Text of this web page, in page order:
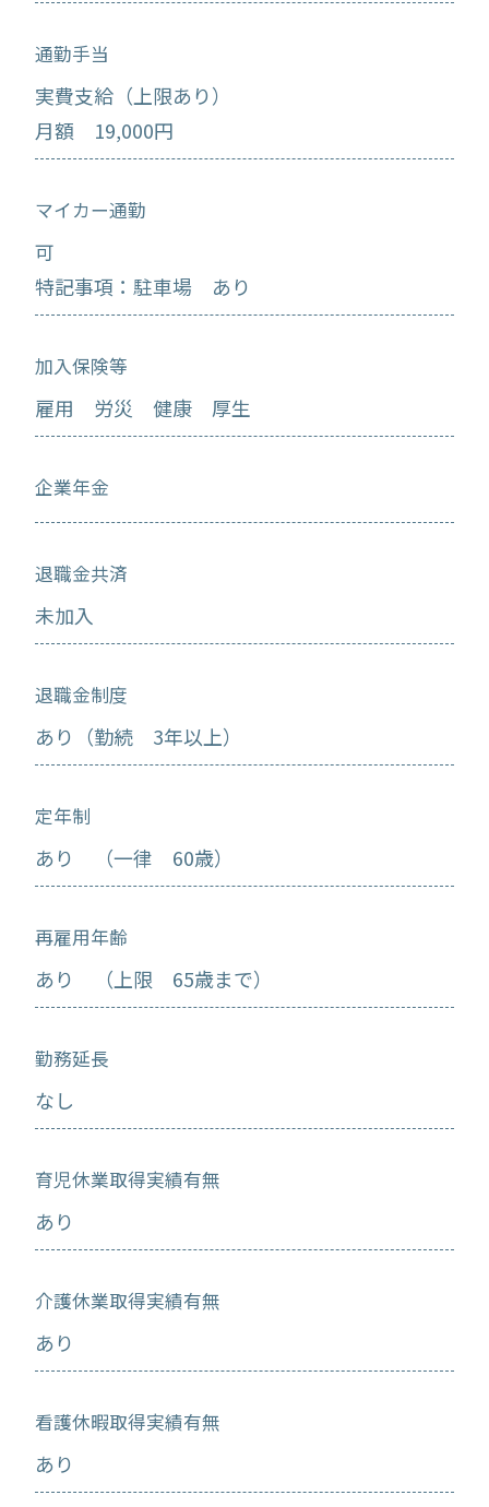
通勤手当
実費支給（上限あり）
月額 19,000円
マイカー通勤
可
特記事項：駐車場 あり
加入保険等
雇用 労災 健康 厚生
企業年金
退職金共済
未加入
退職金制度
あり（勤続 3年以上）
定年制
あり （一律 60歳）
再雇用年齢
あり （上限 65歳まで）
勤務延長
なし
育児休業取得実績有無
あり
介護休業取得実績有無
あり
看護休暇取得実績有無
あり